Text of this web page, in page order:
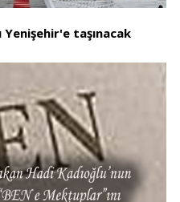
Yenişehir'e taşınacak